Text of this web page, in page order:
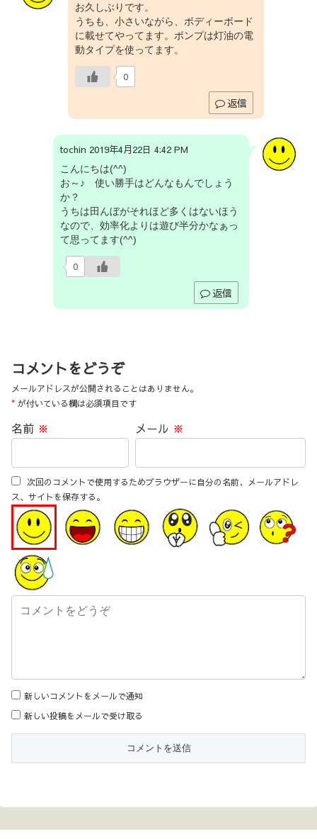
お久しぶりです。
うちも、小さいながら、ボディーボード
に載せてやってます。ポンプは灯油の電
動タイプを使ってます。
0
返信
tochin 2019年4月22日 4:42 PM
こんにちは(^^)
お～♪ 使い勝手はどんなもんでしょう
か？
うちは田んぼがそれほど多くはないほう
なので、効率化よりは遊び半分かなぁっ
て思ってます(^^)
0
返信
コメントをどうぞ
メールアドレスが公開されることはありません。
* が付いている欄は必須項目です
名前 ※ メール ※
次回のコメントで使用するためブラウザーに自分の名前、メールアドレ
ス、サイトを保存する。
新しいコメントをメールで通知
新しい投稿をメールで受け取る